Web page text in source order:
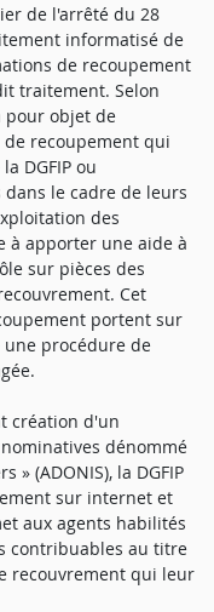
de l'arrêté du 28
informatisé de
de recoupement
traitement. Selon
pour objet de
recoupement qui
DGFIP ou
le cadre de leurs
des
à apporter une aide à
sur pièces des
Cet
portent sur
procédure de
création d'un
dénommé
» (ADONIS), la DGFIP
sur internet et
aux agents habilités
contribuables au titre
recouvrement qui leur